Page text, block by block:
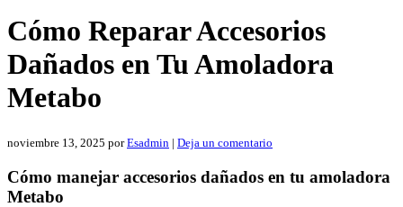
Cómo Reparar Accesorios
Dañados en Tu Amoladora
Metabo
noviembre 13, 2025 porEsadmin | Deja un comentario
Cómo manejar accesorios dañados en tu amoladora
Metabo